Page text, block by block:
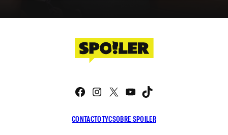
CONTACTOTYCSOBRE SPOILER
Facebook
Instagram
X YouTube